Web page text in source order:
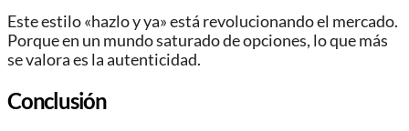
Este estilo «hazlo y ya» está revolucionando el mercado.
Porque en un mundo saturado de opciones, lo que más
se valora es la autenticidad.
Conclusión